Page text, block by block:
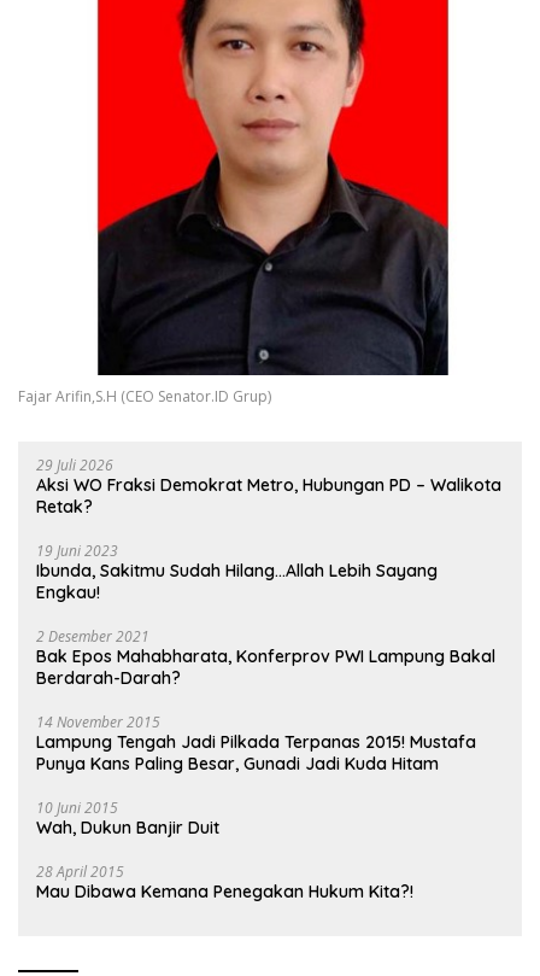
Fajar Arifin,S.H (CEO Senator.ID Grup)
29 Juli 2026
Aksi WO Fraksi Demokrat Metro, Hubungan PD – Walikota
Retak?
19 Juni 2023
Ibunda, Sakitmu Sudah Hilang…Allah Lebih Sayang
Engkau!
2 Desember 2021
Bak Epos Mahabharata, Konferprov PWI Lampung Bakal
Berdarah-Darah?
14 November 2015
Lampung Tengah Jadi Pilkada Terpanas 2015! Mustafa
Punya Kans Paling Besar, Gunadi Jadi Kuda Hitam
10 Juni 2015
Wah, Dukun Banjir Duit
28 April 2015
Mau Dibawa Kemana Penegakan Hukum Kita?!